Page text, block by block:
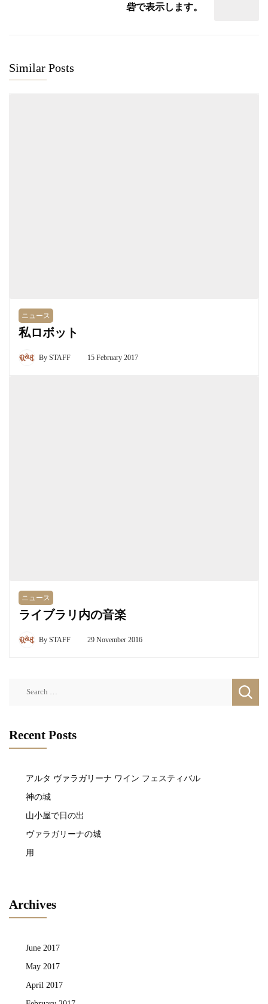
砦で表示します。
Similar Posts
ニュース
私ロボット
By STAFF 15 February 2017
ニュース
ライブラリ内の音楽
By STAFF 29 November 2016
Recent Posts
アルタ ヴァラガリーナ ワイン フェスティバル
神の城
山小屋で日の出
ヴァラガリーナの城
用
Archives
June 2017
May 2017
April 2017